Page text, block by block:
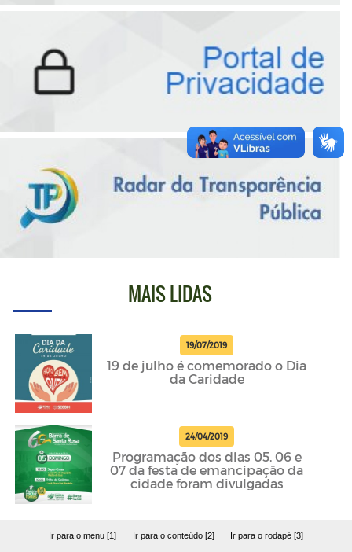
MAIS LIDAS
19/07/2019
19 de julho é comemorado o Dia
da Caridade
24/04/2019
Programação dos dias 05, 06 e
07 da festa de emancipação da
cidade foram divulgadas
Ir para o menu [1] Ir para o conteúdo [2] Ir para o rodapé [3]